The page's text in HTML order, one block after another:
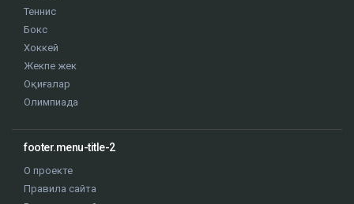
Теннис
Бокс
Хоккей
Жекпе жек
Оқиғалар
Олимпиада
footer.menu-title-2
О проекте
Правила сайта